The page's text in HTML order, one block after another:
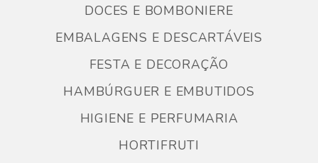
DOCES E BOMBONIERE
EMBALAGENS E DESCARTÁVEIS
FESTA E DECORAÇÃO
HAMBÚRGUER E EMBUTIDOS
HIGIENE E PERFUMARIA
HORTIFRUTI